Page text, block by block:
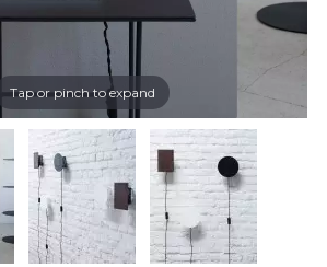
Tap or pinch to expand